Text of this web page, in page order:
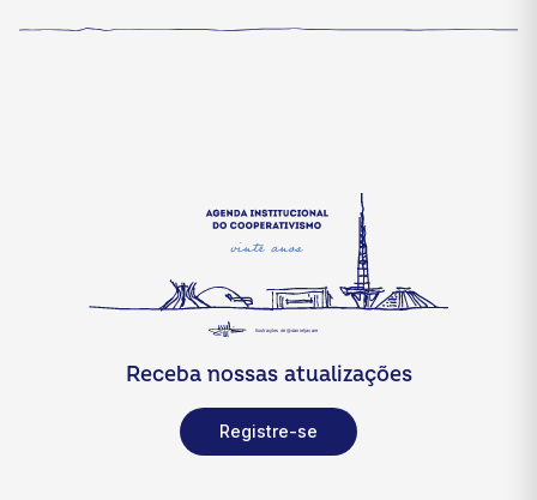
Receba nossas atualizações
Registre-se